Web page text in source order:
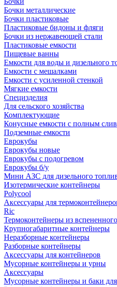
Бочки металлические
Бочки пластиковые
Пластиковые бидоны и фляги
Бочки из нержавеющей стали
Пластиковые емкости
Пищевые ванны
Емкости для воды и дизельного
Емкости с мешалками
Емкости с усиленной стенкой
Мягкие емкости
Специзделия
Для сельского хозяйства
Комплектующие
Конусные емкости с полным
Подземные емкости
Еврокубы
Еврокубы новые
Еврокубы с подогревом
Еврокубы б/у
Мини АЗС для дизельного
Изотермические контейнеры
Polycool
Аксессуары для
Ric
Термоконтейнеры из
Крупногабаритные контейнеры
Неразборные контейнеры
Разборные контейнеры
Аксессуары для контейнеров
Мусорные контейнеры и урны
Аксессуары
Мусорные контейнеры и баки